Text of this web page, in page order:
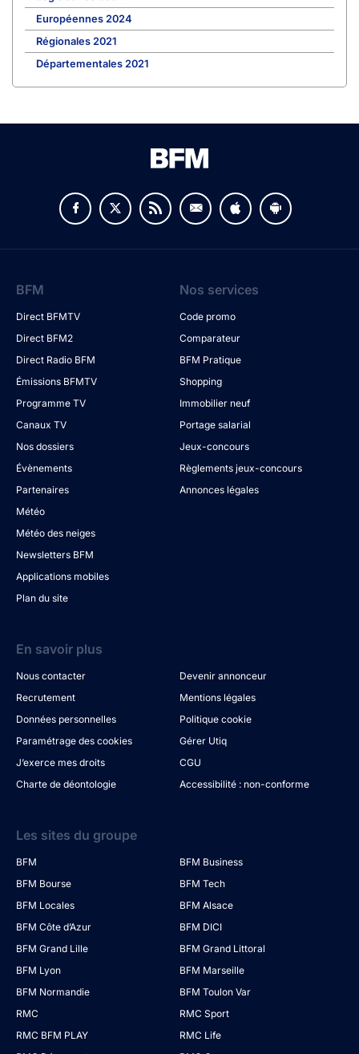
Européennes 2024
Régionales 2021
Départementales 2021
BFM
Direct BFMTV
Direct BFM2
Direct Radio BFM
Émissions BFMTV
Programme TV
Canaux TV
Nos dossiers
Évènements
Partenaires
Météo
Météo des neiges
Newsletters BFM
Applications mobiles
Plan du site
Nos services
Code promo
Comparateur
BFM Pratique
Shopping
Immobilier neuf
Portage salarial
Jeux-concours
Règlements jeux-concours
Annonces légales
En savoir plus
Nous contacter
Devenir annonceur
Recrutement
Mentions légales
Données personnelles
Politique cookie
Paramétrage des cookies
Gérer Utiq
J’exerce mes droits
CGU
Charte de déontologie
Accessibilité : non-conforme
Les sites du groupe
BFM
BFM Business
BFM Bourse
BFM Tech
BFM Locales
BFM Alsace
BFM Côte d’Azur
BFM DICI
BFM Grand Lille
BFM Grand Littoral
BFM Lyon
BFM Marseille
BFM Normandie
BFM Toulon Var
RMC
RMC Sport
RMC BFM PLAY
RMC Life